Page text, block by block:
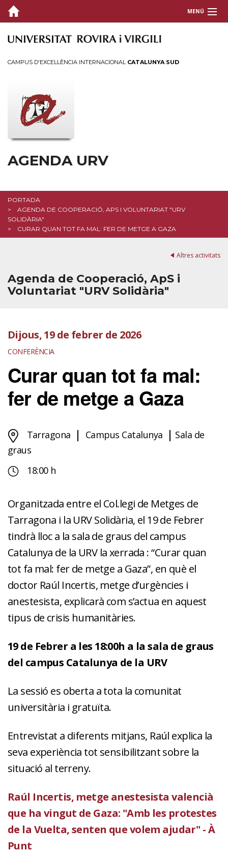
MENÚ
CAMPUS D'EXCEL·LÈNCIA INTERNACIONAL CATALUNYA SUD
AGENDA URV
PORTADA
AGENDA DE COOPERACIÓ, APS I VOLUNTARIAT "URV
SOLIDÀRIA"
CURAR QUAN TOT FA MAL: FER DE METGE A GAZA
Altres activitats
Agenda de Cooperació, ApS i
Voluntariat "URV Solidària"
Dijous, 19 de febrer de 2026
CONFERÈNCIA
Curar quan tot fa mal:
fer de metge a Gaza
Tarragona Campus Catalunya
Sala de
graus
18:00 h
Organitzada entre el Col.legi de Metges de
Tarragona i la URV Solidària, el 19 de Febrer
tindrà lloc a la sala de graus del campus
Catalunya de la URV la xerrada : “Curar quan
tot fa mal: fer de metge a Gaza”, en què el
doctor Raúl Incertis, metge d’urgències i
anestesista, explicarà com s’actua en aquest
tipus de crisis humanitàries.
19 de Febrer a les 18:00h a la sala de graus
del campus Catalunya de la URV
La sessió es oberta a tota la comunitat
universitària i gratuïta.
Entrevistat a diferents mitjans, Raúl explica la
seva experiència tot sensibilitzant sobre la
situació al terreny.
Raúl Incertis, metge anestesista valencià
que ha vingut de Gaza: "Amb les protestes
de la Vuelta, senten que volem ajudar" - À
Punt